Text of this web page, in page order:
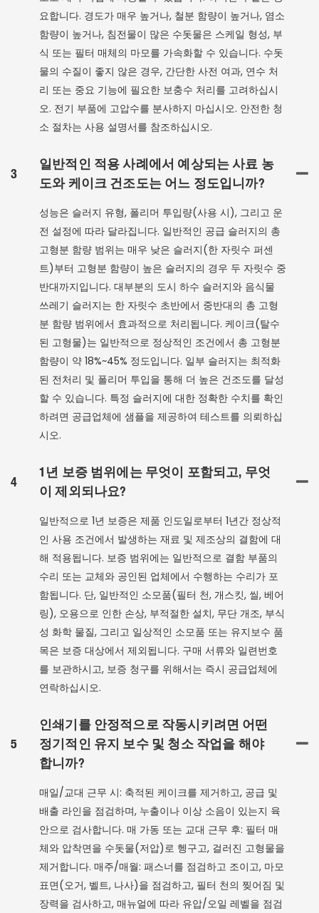
요합니다. 경도가 매우 높거나, 철분 함량이 높거나, 염소
함량이 높거나, 침전물이 많은 수돗물은 스케일 형성, 부
식 또는 필터 매체의 마모를 가속화할 수 있습니다. 수돗
물의 수질이 좋지 않은 경우, 간단한 사전 여과, 연수 처
리 또는 중요 기능에 필요한 보충수 처리를 고려하십시
오. 전기 부품에 고압수를 분사하지 마십시오. 안전한 청
소 절차는 사용 설명서를 참조하십시오.
3
일반적인 적용 사례에서 예상되는 사료 농
도와 케이크 건조도는 어느 정도입니까?
성능은 슬러지 유형, 폴리머 투입량(사용 시), 그리고 운
전 설정에 따라 달라집니다. 일반적인 공급 슬러지의 총
고형분 함량 범위는 매우 낮은 슬러지(한 자릿수 퍼센
트)부터 고형분 함량이 높은 슬러지의 경우 두 자릿수 중
반대까지입니다. 대부분의 도시 하수 슬러지와 음식물
쓰레기 슬러지는 한 자릿수 초반에서 중반대의 총 고형
분 함량 범위에서 효과적으로 처리됩니다. 케이크(탈수
된 고형물)는 일반적으로 정상적인 조건에서 총 고형분
함량이 약 18%~45% 정도입니다. 일부 슬러지는 최적화
된 전처리 및 폴리머 투입을 통해 더 높은 건조도를 달성
할 수 있습니다. 특정 슬러지에 대한 정확한 수치를 확인
하려면 공급업체에 샘플을 제공하여 테스트를 의뢰하십
시오.
4
1년 보증 범위에는 무엇이 포함되고, 무엇
이 제외되나요?
일반적으로 1년 보증은 제품 인도일로부터 1년간 정상적
인 사용 조건에서 발생하는 재료 및 제조상의 결함에 대
해 적용됩니다. 보증 범위에는 일반적으로 결함 부품의
수리 또는 교체와 공인된 업체에서 수행하는 수리가 포
함됩니다. 단, 일반적인 소모품(필터 천, 개스킷, 씰, 베어
링), 오용으로 인한 손상, 부적절한 설치, 무단 개조, 부식
성 화학 물질, 그리고 일상적인 소모품 또는 유지보수 품
목은 보증 대상에서 제외됩니다. 구매 서류와 일련번호
를 보관하시고, 보증 청구를 위해서는 즉시 공급업체에
연락하십시오.
5
인쇄기를 안정적으로 작동시키려면 어떤
정기적인 유지 보수 및 청소 작업을 해야
합니까?
매일/교대 근무 시: 축적된 케이크를 제거하고, 공급 및
배출 라인을 점검하며, 누출이나 이상 소음이 있는지 육
안으로 검사합니다. 매 가동 또는 교대 근무 후: 필터 매
체와 압착면을 수돗물(저압)로 헹구고, 걸러진 고형물을
제거합니다. 매주/매월: 패스너를 점검하고 조이고, 마모
표면(오거, 벨트, 나사)을 점검하고, 필터 천의 찢어짐 및
장력을 검사하고, 매뉴얼에 따라 유압/오일 레벨을 점검